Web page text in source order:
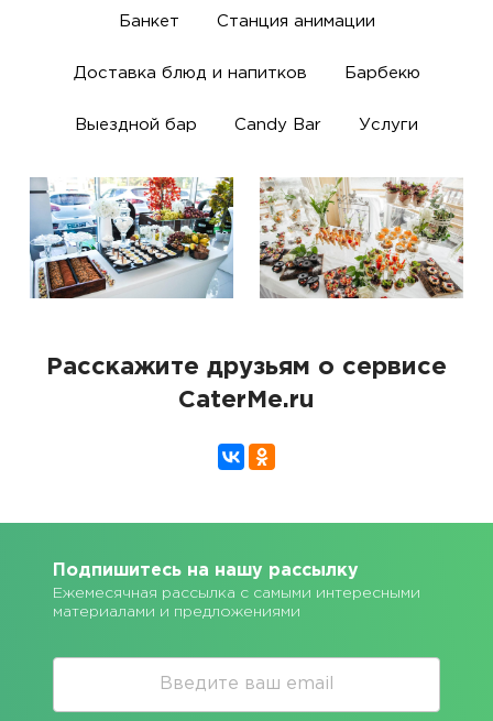
Банкет Станция анимации
Доставка блюд и напитков Барбекю
Выездной бар Candy Bar Услуги
Расскажите друзьям о сервисе
CaterMe.ru
Подпишитесь на нашу рассылку
Ежемесячная рассылка с самыми интересными
материалами и предложениями